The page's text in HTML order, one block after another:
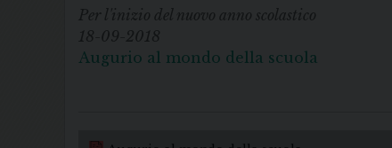
Per l'inizio del nuovo anno scolastico
18-09-2018
Augurio al mondo della scuola